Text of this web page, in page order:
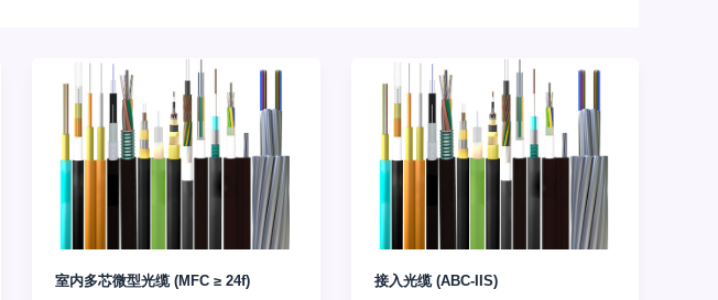
室内多芯微型光缆 (MFC ≥ 24f) 接入光缆 (ABC-IIS)